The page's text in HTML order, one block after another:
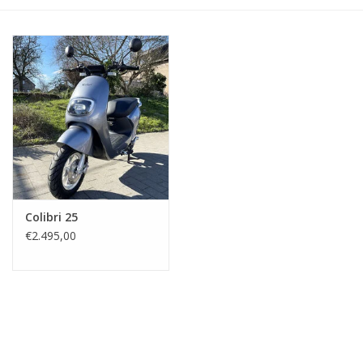
Colibri 25
€2.495,00